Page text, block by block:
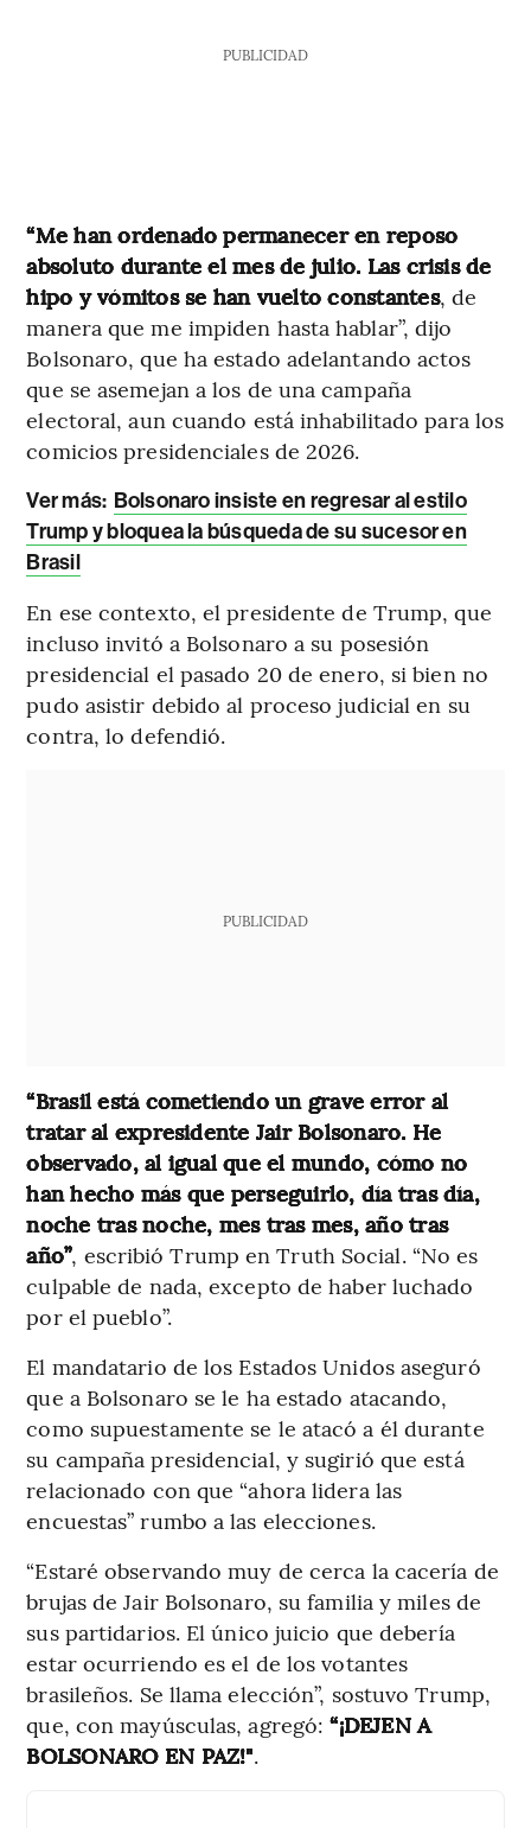
PUBLICIDAD
“Me han ordenado permanecer en reposo
absoluto durante el mes de julio. Las crisis de
hipo y vómitos se han vuelto constantes, de
manera que me impiden hasta hablar”, dijo
Bolsonaro, que ha estado adelantando actos
que se asemejan a los de una campaña
electoral, aun cuando está inhabilitado para los
comicios presidenciales de 2026.
Ver más: Bolsonaro insiste en regresar al estilo
Trump y bloquea la búsqueda de su sucesor en
Brasil
En ese contexto, el presidente de Trump, que
incluso invitó a Bolsonaro a su posesión
presidencial el pasado 20 de enero, si bien no
pudo asistir debido al proceso judicial en su
contra, lo defendió.
PUBLICIDAD
“Brasil está cometiendo un grave error al
tratar al expresidente Jair Bolsonaro. He
observado, al igual que el mundo, cómo no
han hecho más que perseguirlo, día tras día,
noche tras noche, mes tras mes, año tras
año”, escribió Trump en Truth Social. “No es
culpable de nada, excepto de haber luchado
por el pueblo”.
El mandatario de los Estados Unidos aseguró
que a Bolsonaro se le ha estado atacando,
como supuestamente se le atacó a él durante
su campaña presidencial, y sugirió que está
relacionado con que “ahora lidera las
encuestas” rumbo a las elecciones.
“Estaré observando muy de cerca la cacería de
brujas de Jair Bolsonaro, su familia y miles de
sus partidarios. El único juicio que debería
estar ocurriendo es el de los votantes
brasileños. Se llama elección”, sostuvo Trump,
que, con mayúsculas, agregó:“¡DEJEN A
BOLSONARO EN PAZ!".